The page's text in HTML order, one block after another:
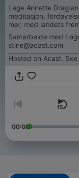
Lege Annette
meditasjon,
mer, med landets
Samarbeide med
stine@acast.com
Hosted on Acast. See
00:00